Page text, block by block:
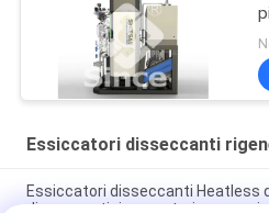
Essiccatori disseccanti
Essiccatori disseccanti Heatless
disseccanti rigeneratori